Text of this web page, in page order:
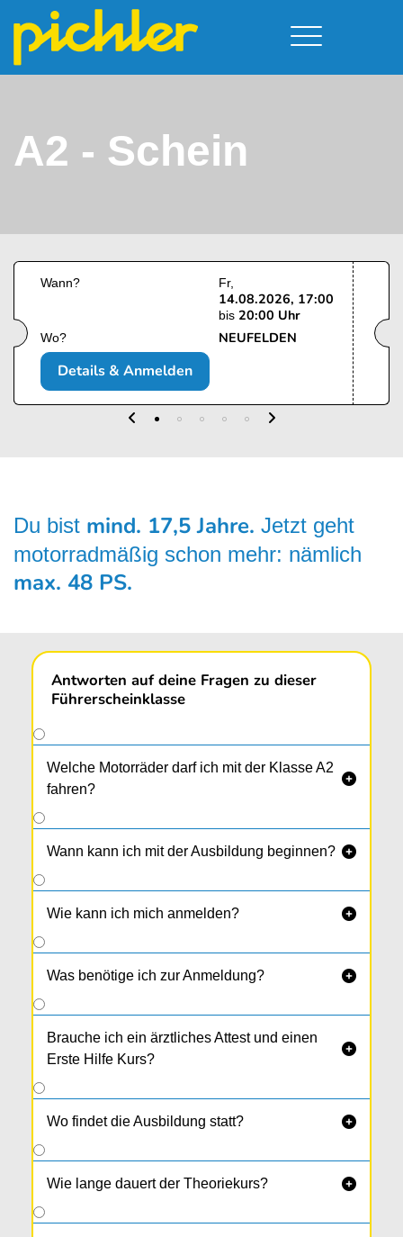
A - Scheine + Code 111
B - Scheine
Kursorte
Neufelden
Service
Kontakt
A2 - Schein
Wann? Fr
14.08.2026, 17:00
bis 20:00 Uhr
Wo? NEUFELDEN
Details & Anmelden
Du bist mind. 17,5 Jahre. Jetzt geht
motor­radmäßig schon mehr: nämlich
max. 48 PS.
Antworten auf deine Fragen zu dieser
Führerscheinklasse
Welche Motorräder darf ich mit der Klasse A2
fahren?

Wann kann ich mit der Ausbildung beginnen? 
Wie kann ich mich anmelden? 
Was benötige ich zur Anmeldung? 
Brauche ich ein ärztliches Attest und einen
Erste Hilfe Kurs?

Wo findet die Ausbildung statt? 
Wie lange dauert der Theoriekurs? 